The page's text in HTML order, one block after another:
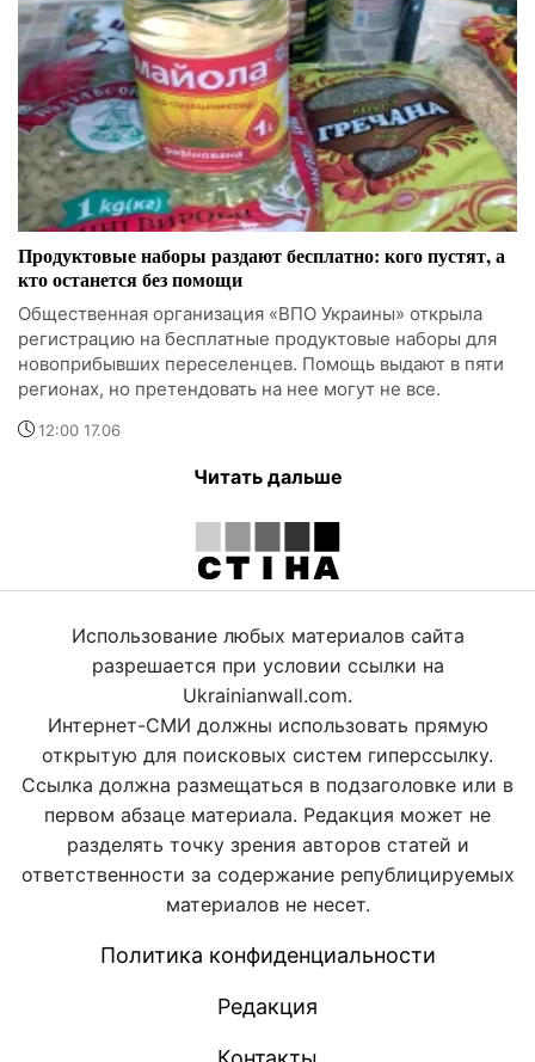
Продуктовые наборы раздают бесплатно: кого пустят, а
кто останется без помощи
Общественная организация «ВПО Украины» открыла
регистрацию на бесплатные продуктовые наборы для
новоприбывших переселенцев. Помощь выдают в пяти
регионах, но претендовать на нее могут не все.
12:00 17.06
Читать дальше
Использование любых материалов сайта
разрешается при условии ссылки на
Ukrainianwall.com.
Интернет-СМИ должны использовать прямую
открытую для поисковых систем гиперссылку.
Ссылка должна размещаться в подзаголовке или в
первом абзаце материала. Редакция может не
разделять точку зрения авторов статей и
ответственности за содержание републицируемых
материалов не несет.
Политика конфиденциальности
Редакция